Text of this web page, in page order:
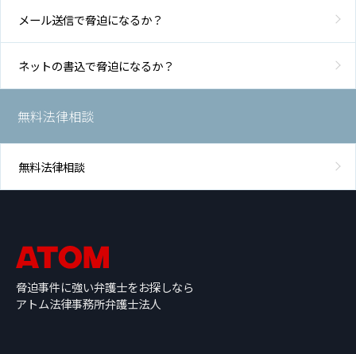
メール送信で脅迫になるか？
ネットの書込で脅迫になるか？
無料法律相談
無料法律相談
脅迫事件に強い弁護士をお探しなら
アトム法律事務所弁護士法人